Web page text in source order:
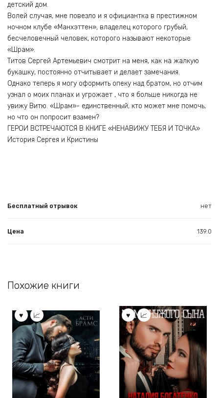
детский дом.
Волей случая, мне повезло и я официантка в престижном
ночном клубе «Манхэттен», владелец которого грубый,
бесчеловечный человек, которого называют некоторые
«Шрам».
Титов Сергей Артемьевич смотрит на меня, как на жалкую
букашку, постоянно отчитывает и делает замечания.
Однако теперь я могу оформить опеку над братом, но отчим
узнал о моих планах и угрожает , что я больше никогда не
увижу Витю. «Шрам»- единственный, кто может мне помочь,
но что он попросит взамен?
ГЕРОИ ВСТРЕЧАЮТСЯ В КНИГЕ «НЕНАВИЖУ ТЕБЯ И ТОЧКА»
История Сергея и Кристины
Бесплатный отрывок нет
Цена 139.0
Похожие книги